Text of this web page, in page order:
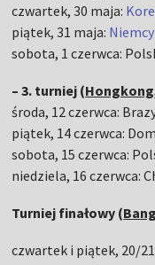
czwartek, 30 maja:
piątek, 31 maja:
sobota, 1 czerwca:
– 3. turniej (
środa, 12 czerwca:
piątek, 14 czerwca:
sobota, 15 czerwca:
niedziela, 16 czerwca:
Turniej finałowy (
czwartek i piątek, 20/